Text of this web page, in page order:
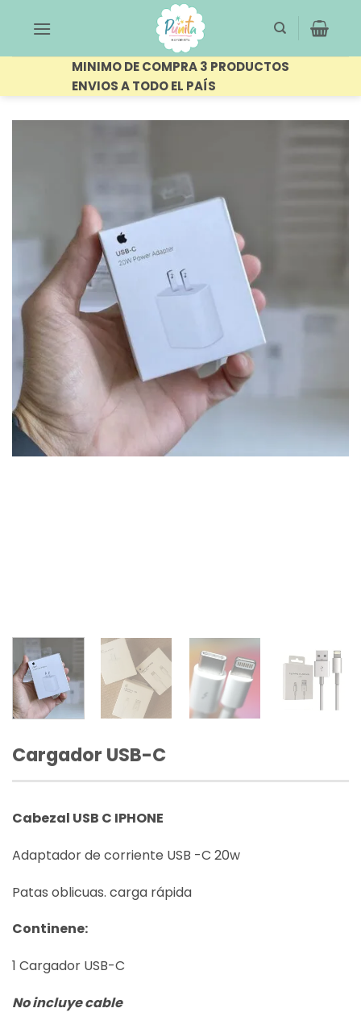
MINIMO DE COMPRA 3 PRODUCTOS
ENVIOS A TODO EL PAÍS
Cargador USB-C
Cabezal USB C IPHONE
Adaptador de corriente USB -C 20w
Patas oblicuas. carga rápida
Continene:
1 Cargador USB-C
No incluye cable